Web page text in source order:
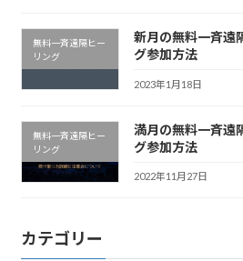
無料一斉遠隔ヒー
リング
新月の無料一斉遠
グ参加方法
2023年1月18日
無料一斉遠隔ヒー
リング
満月の無料一斉遠
グ参加方法
2022年11月27日
カテゴリー